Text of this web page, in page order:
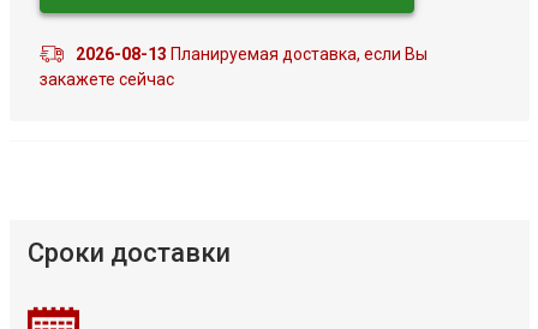
2026-08-13 Планируемая доставка, если Вы
закажете сейчас
Сроки доставки